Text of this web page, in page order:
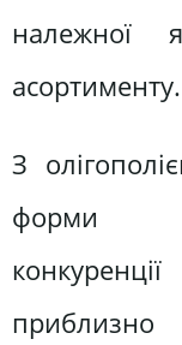
належної
асортименту.
З
форми